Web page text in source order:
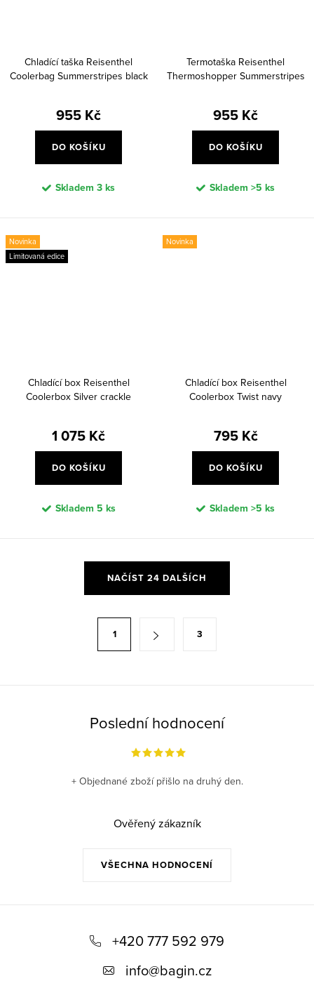
Chladící taška Reisenthel
Coolerbag Summerstripes black
955 Kč
DO KOŠÍKU
Skladem 3 ks
Termotaška Reisenthel
Thermoshopper Summerstripes
955 Kč
DO KOŠÍKU
Skladem >5 ks
Novinka
Limitovaná edice
Chladící box Reisenthel
Coolerbox Silver crackle
1 075 Kč
DO KOŠÍKU
Skladem 5 ks
Novinka
Chladící box Reisenthel
Coolerbox Twist navy
795 Kč
DO KOŠÍKU
Skladem >5 ks
NAČÍST 24 DALŠÍCH
1 3
Poslední hodnocení
VŠECHNA HODNOCENÍ
+ Objednané zboží přišlo na druhý den.
Ověřený zákazník
+420 777 592 979
info@bagin.cz